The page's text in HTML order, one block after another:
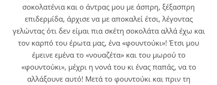
σοκολατένια και ο άντρας μου με άσπρη, ξέξασπρη
επιδερμίδα, άρχισε να με αποκαλεί έτσι, λέγοντας
γελώντας ότι δεν είμαι πια σκέτη σοκολάτα αλλά έχω και
τον καρπό του έρωτα μας, ένα «φουντούκι»! Έτσι μου
έμεινε εμένα το «νουαζέτα» και του μωρού το
«φουντούκι», μέχρι η νονά του κι ένας παπάς, να το
αλλάξουνε αυτό! Μετά το φουντούκι και πριν τη